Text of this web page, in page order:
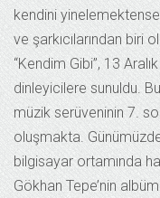
kendini
ve şarkıcılarından biri
“Kendim Gibi”, 13
dinleyicilere sunuldu.
müzik serüveninin 7.
oluşmakta.
bilgisayar ortamında
Gökhan Tepe’nin